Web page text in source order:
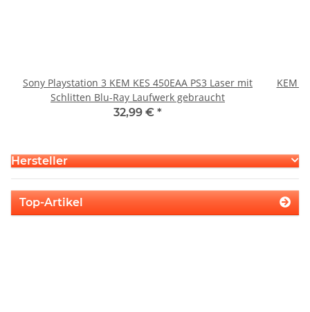
Sony Playstation 3 KEM KES 450EAA PS3 Laser mit
Schlitten Blu-Ray Laufwerk gebraucht
32,99 € *
KEM
Hersteller
Top-Artikel